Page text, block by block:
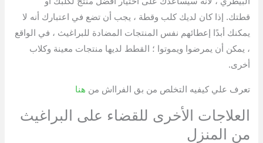
قطتك. إذا كان لديك كلب وقطة ، يجب أن تضع في اعتبارك أنه لا
يمكنك أبدًا إعطائهم نفس المنتجات المضادة للبراغيث ، في الواقع
، يمكن أن يمرضوا ويموتوا ؛ القطط لديها منتجات معينة وكلاب
أخرى.
تعرف علي كيفيه التخلص من بق الفرااش من هنا
العلاجات الأخرى للقضاء على البراغيث
من المنزل